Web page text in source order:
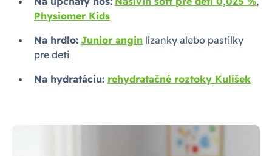
Physiomer Kids
Na hrdlo: Junior angin lízanky alebo pastilky
pre deti
Na hydratáciu: rehydratačné roztoky Kulíšek